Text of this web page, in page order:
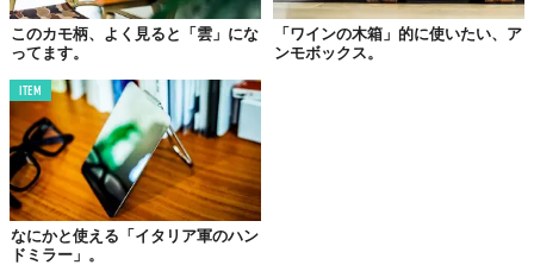
このカモ柄、よく見ると「雲」にな
ってます。
「ワインの木箱」的に使いたい、ア
ンモボックス。
ITEM
なにかと使える「イタリア軍のハン
ドミラー」。